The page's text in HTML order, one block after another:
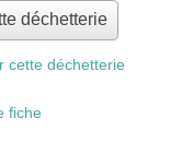
déchetterie
cette déchetterie
fiche